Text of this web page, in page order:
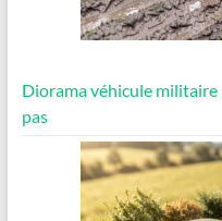
Diorama véhicule militaire
pas